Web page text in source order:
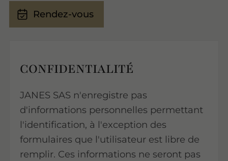
Rendez-vous
CONFIDENTIALITÉ
JANES SAS n'enregistre pas
d'informations personnelles permettant
l'identification, à l'exception des
formulaires que l'utilisateur est libre de
remplir. Ces informations ne seront pas